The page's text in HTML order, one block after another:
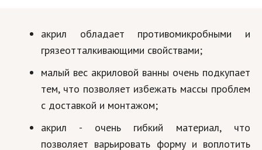
Hi-Tech. Интернет
Авто, мото
Недвижимость
Спорт и фитнес
акрил обладает противомикробными и
грязеотталкивающими свойствами;
малый вес акриловой ванны очень подкупает
тем, что позволяет избежать массы проблем
с доставкой и монтажом;
акрил - очень гибкий материал, что
позволяет варьировать форму и воплотить